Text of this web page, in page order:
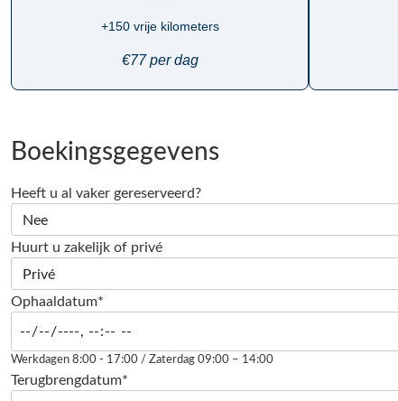
+150 vrije kilometers
€77 per dag
Boekingsgegevens
Heeft u al vaker gereserveerd?
Huurt u zakelijk of privé
Ophaaldatum*
Werkdagen 8:00 - 17:00 / Zaterdag 09:00 – 14:00
Terugbrengdatum*